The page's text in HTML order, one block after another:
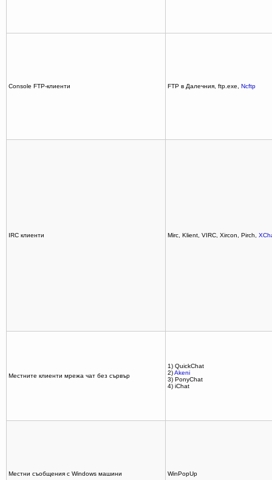
Console FTP-клиенти FTP в Далечния, ftp.exe, Ncftp
IRC клиенти Mirc, Klient, VIRC, Xircon, Pirch,
Местните клиенти мрежа чат без сървър
1) QuickChat
2)Akeni
3) PonyChat
4) iChat
Местни съобщения с Windows машини WinPopUp